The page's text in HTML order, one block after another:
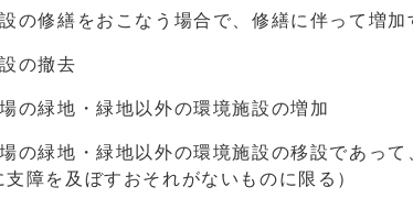
の修繕をおこなう場合で、修繕に伴って増
の撤去
の緑地・緑地以外の環境施設の増加
の緑地・緑地以外の環境施設の移設であっ
障を及ぼすおそれがないものに限る）